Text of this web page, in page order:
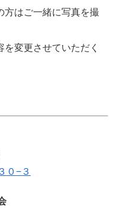
方はご一緒に写真を撮
変更させていただく
０−３